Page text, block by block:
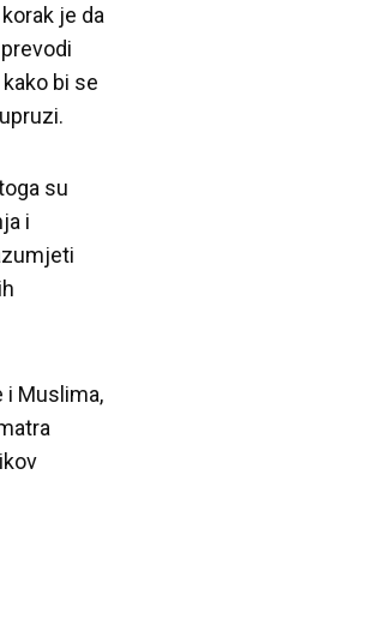
je da
bi se
su
i
i Muslima,